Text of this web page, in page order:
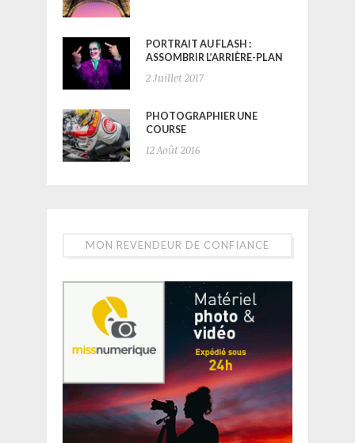
PORTRAIT AU FLASH :
ASSOMBRIR L’ARRIÈRE-PLAN
2 Juillet 2017
PHOTOGRAPHIER UNE
COURSE
12 Août 2016
MON REVENDEUR DE CONFIANCE